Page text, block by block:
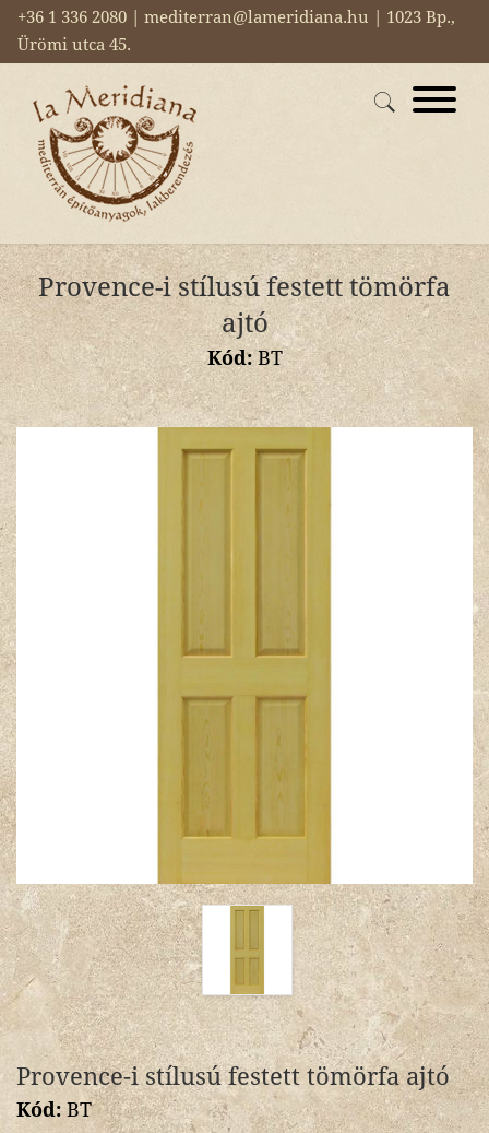
+36 1 336 2080 | mediterran@lameridiana.hu | 1023 Bp.,
Ürömi utca 45.
Provence-i stílusú festett tömörfa
ajtó
Kód:BT
Provence-i stílusú festett tömörfa ajtó
Kód: BT